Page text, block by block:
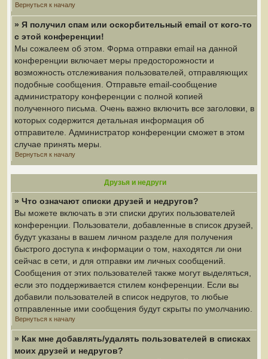
Вернуться к началу
» Я получил спам или оскорбительный email от кого-то
с этой конференции!
Мы сожалеем об этом. Форма отправки email на данной
конференции включает меры предосторожности и
возможность отслеживания пользователей, отправляющих
подобные сообщения. Отправьте email-сообщение
администратору конференции с полной копией
полученного письма. Очень важно включить все заголовки, в
которых содержится детальная информация об
отправителе. Администратор конференции сможет в этом
случае принять меры.
Вернуться к началу
Друзья и недруги
» Что означают списки друзей и недругов?
Вы можете включать в эти списки других пользователей
конференции. Пользователи, добавленные в список друзей,
будут указаны в вашем личном разделе для получения
быстрого доступа к информации о том, находятся ли они
сейчас в сети, и для отправки им личных сообщений.
Сообщения от этих пользователей также могут выделяться,
если это поддерживается стилем конференции. Если вы
добавили пользователей в список недругов, то любые
отправленные ими сообщения будут скрыты по умолчанию.
Вернуться к началу
» Как мне добавлять/удалять пользователей в списках
моих друзей и недругов?